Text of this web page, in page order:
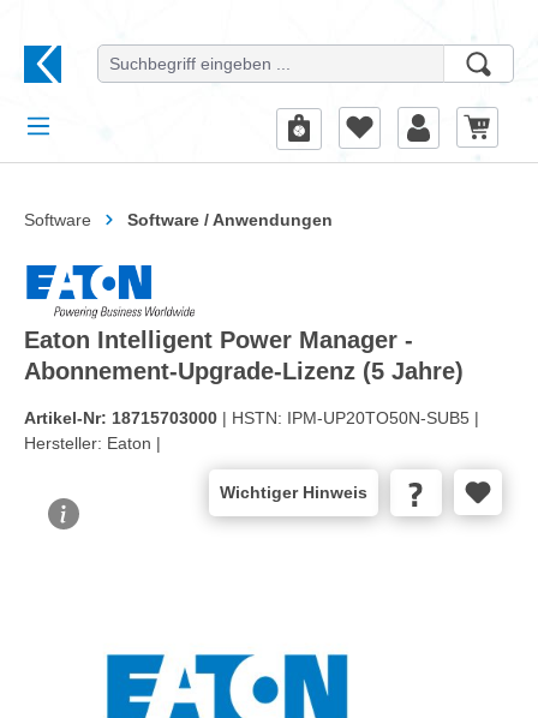
Software Software / Anwendungen
Eaton Intelligent Power Manager -
Abonnement-Upgrade-Lizenz (5 Jahre)
Artikel-Nr: 18715703000 | HSTN: IPM-UP20TO50N-SUB5 |
Hersteller: Eaton |
Wichtiger Hinweis